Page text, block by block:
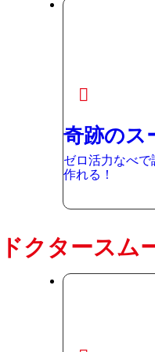
奇跡のス
ゼロ活力なべで
作れる！
ドクタースム